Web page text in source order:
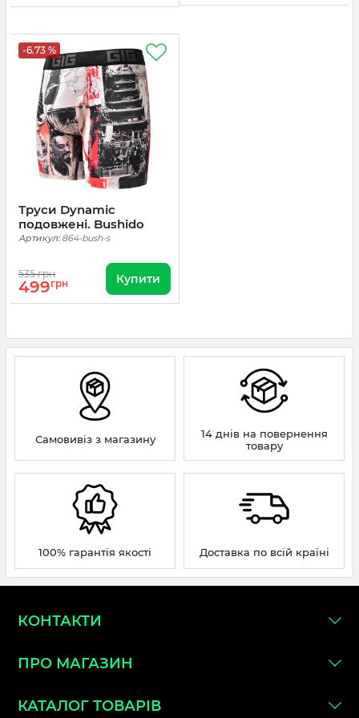
-6.73 %
Труси Dynamic
подовжені. Bushido
Артикул:864-bush-s
535 грн
499грн Купити
Самовивіз з магазину
14 днів на повернення
товару
100% гарантія якості Доставка по всій країні
КОНТАКТИ
ПРО МАГАЗИН
КАТАЛОГ ТОВАРІВ